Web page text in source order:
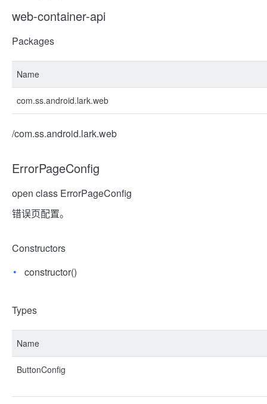
web-container-api
Packages
Name
com.ss.android.lark.web
/com.ss.android.lark.web
ErrorPageConfig
open class ErrorPageConfig
错误页配置。
Constructors
constructor()
Types
Name
ButtonConfig